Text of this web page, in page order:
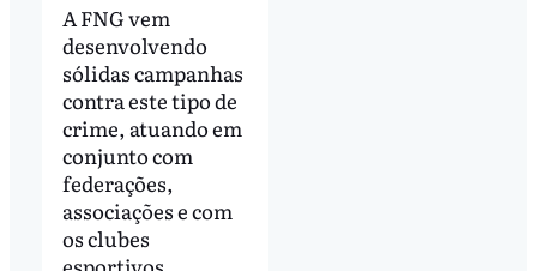
A FNG vem
desenvolvendo
sólidas campanhas
contra este tipo de
crime, atuando em
conjunto com
federações,
associações e com
os clubes